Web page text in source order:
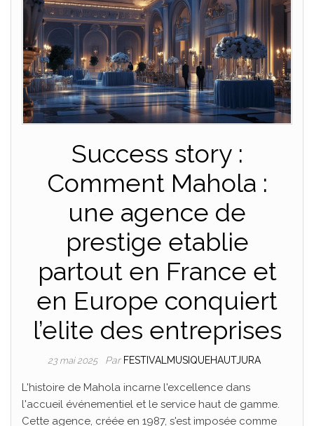
Success story :
Comment Mahola :
une agence de
prestige etablie
partout en France et
en Europe conquiert
l’elite des entreprises
23 mai 2025 Par FESTIVALMUSIQUEHAUTJURA
L'histoire de Mahola incarne l'excellence dans
l'accueil événementiel et le service haut de gamme.
Cette agence, créée en 1987, s'est imposée comme